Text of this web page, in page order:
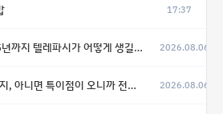
17:37
텔레파시가 어떻게 생길 수 있는지 2026.08.06
점이 오니까 전부 롱을 쳐야 할지 모르겠다.” 2026.08.06